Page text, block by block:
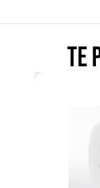
Te